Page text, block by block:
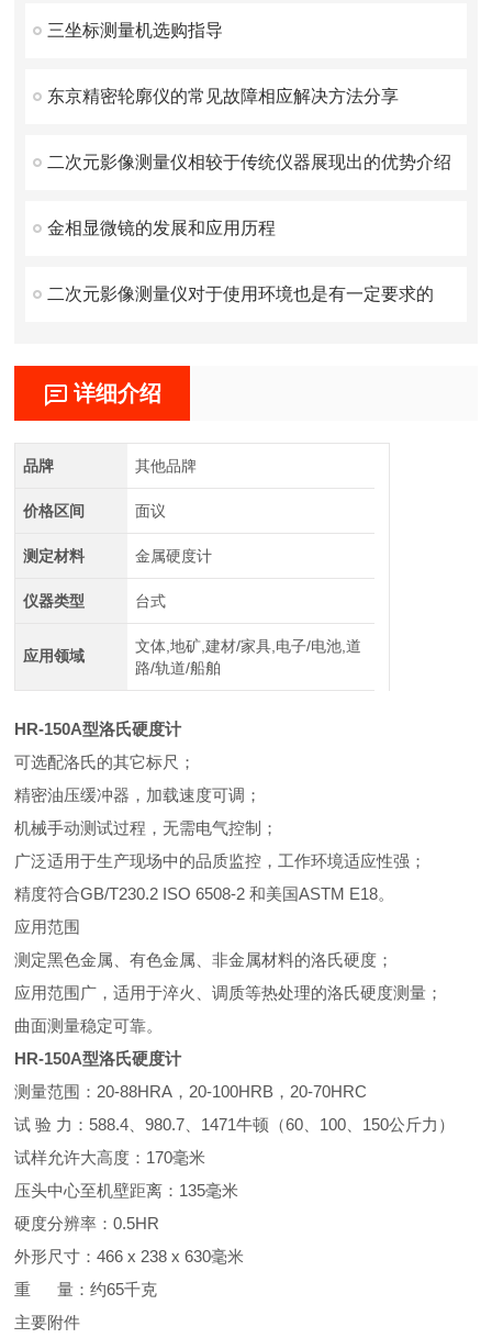
三坐标测量机选购指导
东京精密轮廓仪的常见故障相应解决方法分享
二次元影像测量仪相较于传统仪器展现出的优势介绍
金相显微镜的发展和应用历程
二次元影像测量仪对于使用环境也是有一定要求的
详细介绍
品牌 其他品牌
价格区间 面议
测定材料 金属硬度计
仪器类型 台式
应用领域
文体,地矿,建材/家具,电子/电池,道
路/轨道/船舶
HR-150A型洛氏硬度计
可选配洛氏的其它标尺；
精密油压缓冲器，加载速度可调；
机械手动测试过程，无需电气控制；
广泛适用于生产现场中的品质监控，工作环境适应性强；
精度符合GB/T230.2 ISO 6508-2 和美国ASTM E18。
应用范围
测定黑色金属、有色金属、非金属材料的洛氏硬度；
应用范围广，适用于淬火、调质等热处理的洛氏硬度测量；
曲面测量稳定可靠。
HR-150A型洛氏硬度计
测量范围：20-88HRA，20-100HRB，20-70HRC
试 验 力：588.4、980.7、1471牛顿（60、100、150公斤力）
试样允许大高度：170毫米
压头中心至机壁距离：135毫米
硬度分辨率：0.5HR
外形尺寸：466 x 238 x 630毫米
重 量：约65千克
主要附件